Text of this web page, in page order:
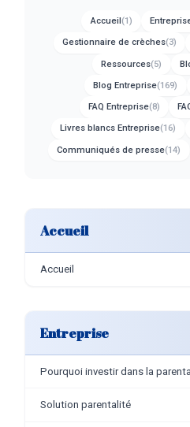
Accès rapide aux sections
Accueil(1)
Gestionnaire de crèches(3)
Ressources(5)
Blog Entreprise(169)
FAQ Entreprise(8)
Livres blancs Entreprise(16)
Communiqués de presse(14)
Accueil
Accueil
Entreprise
Pourquoi investir dans la
Solution parentalité